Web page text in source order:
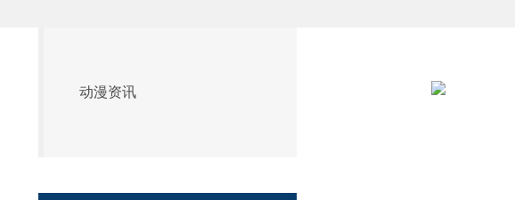
动漫资讯